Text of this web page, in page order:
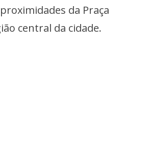
da Praça
central da cidade.